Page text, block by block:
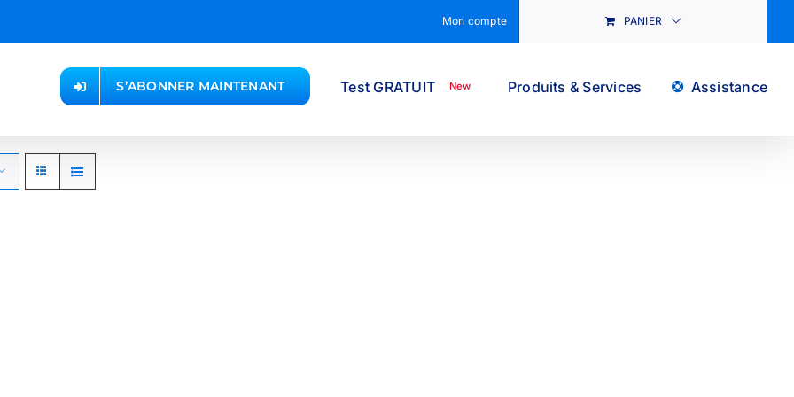
Mon compte PANIER
S’ABONNER MAINTENANT Test GRATUIT New Produits & Services Assistance